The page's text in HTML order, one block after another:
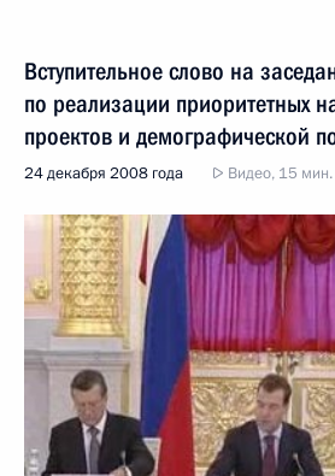
Вступительное слово на
по реализации приоритетных
проектов и демографической
24 декабря 2008 года Видео, 15 мин.